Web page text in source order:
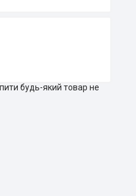
будь-який товар не